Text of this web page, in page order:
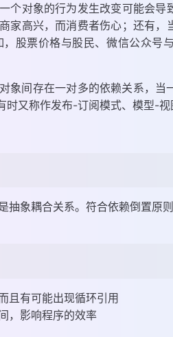
个对象的行为发生改变可能会导
家高兴，而消费者伤心；还有
股票价格与股民、微信公众号
象间存在一对多的依赖关系，
又称作发布-订阅模式、模型-视
抽象耦合关系。符合依赖倒置原则
且有可能出现循环引用
，影响程序的效率